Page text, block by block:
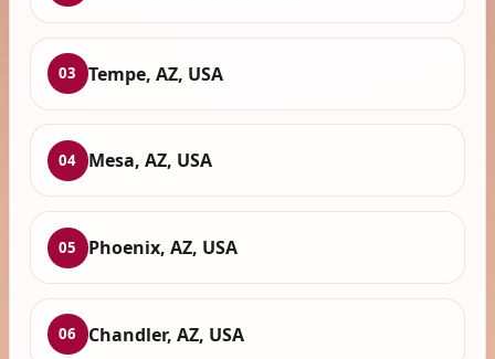
03 Tempe, AZ, USA
04 Mesa, AZ, USA
05 Phoenix, AZ, USA
06 Chandler, AZ, USA